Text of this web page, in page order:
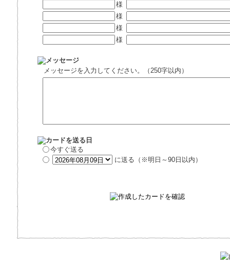
様
様
様
様
メッセージを入力してください。（250字以内）
今すぐ送る
に送る（※明日～90日以内）